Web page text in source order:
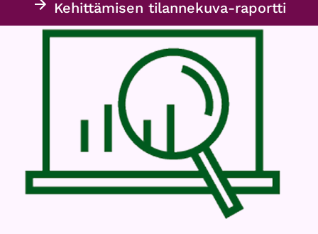
Kehittämisen tilannekuva-raportti